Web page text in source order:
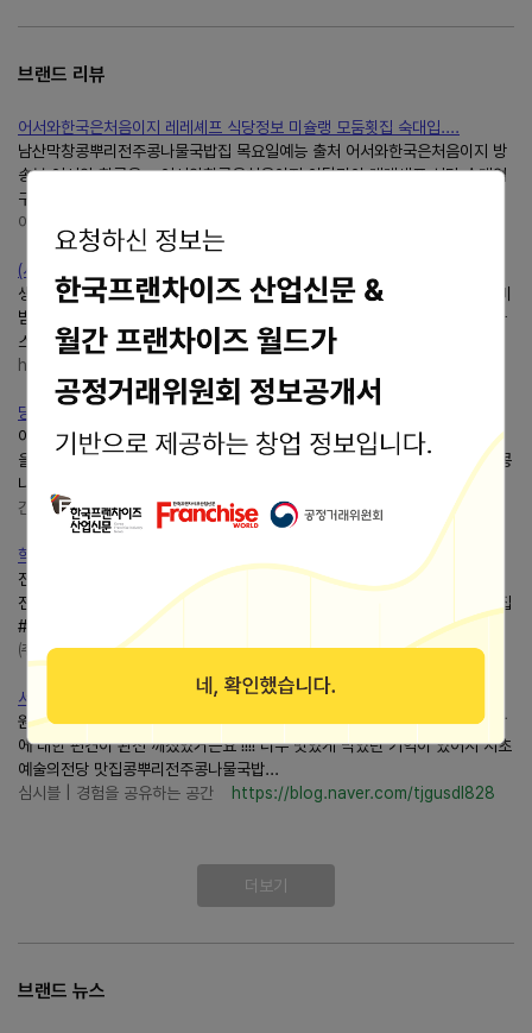
브랜드 리뷰
어서와한국은처음이지 레레셰프 식당정보 미슐랭 모둠횟집 숙대입....
남산막창콩뿌리전주콩나물국밥집 목요일예능 출처 어서와한국은처음이지 방
송분 어서와 한국은... 어서와한국은처음이지 이탈리아 레레셰프 식당 숙대입
구역 모둠횟집 ->가로막살집 ->콩나물국밥집 오늘은...
이스트
(서울) 개포동 강남 24시콩뿌리전주콩나물국밥야식 내돈내산 후기
생각나서콩뿌리전주콩나물국밥개포점에 다녀왔다.콩나물국밥외에도콩나물비
빔밥, 과일비빔국수, 소바, 돈까스, 김치찌개 등 다양한...국밥정식(국밥+돈까
스 한쪽) - 14,500원 과일 비빔국수 - 9,000원...
happy_judorak
당진 로컬맛집'전주콩뿌리콩나물국밥'당진점 직접 기른콩나물로 ....
이번에는 가족과 함께 방문해 직접 기른콩나물을 사용하는 로컬 맛집의 매력
을 제대로 느끼고... #당진맛집 #당진국밥맛집 #당진로컬맛집 #전주콩뿌리콩
나물국밥#당진콩나물국밥#당진해장국 #당진점심맛집...
간호사의 아주보통의하루
https://blog.naver.com/dolpain
학동역 바로 앞!전주콩뿌리콩나물국밥&수제돈까스 학동점 솔직 후....
전주콩뿌리콩나물국밥&수제돈까스 학동점 메뉴콩나물국밥과 수제돈까스를
전문으로 판매하는 전국 체인점이에요.국밥은전주스타일로... 강남직장인맛집
#전주콩나물국밥#콩뿌리#해장국 #강남해장국...
㈜미나퍼 프로덕션
https://blog.naver.com/har7er
서초 예술의전당 맛집콩뿌리전주콩나물국밥남부터미널점 맛있게 ....
원래콩나물국밥을 그렇게 좋아하지 않는데 얼마 전전주에 갔을 때콩나물국밥
에 대한 편견이 완전 깨졌었거든요 !!!! 너무 맛있게 먹었던 기억이 있어서 서초
예술의전당 맛집콩뿌리전주콩나물국밥...
심시블 | 경험을 공유하는 공간
https://blog.naver.com/tjgusdl828
더보기
브랜드 뉴스